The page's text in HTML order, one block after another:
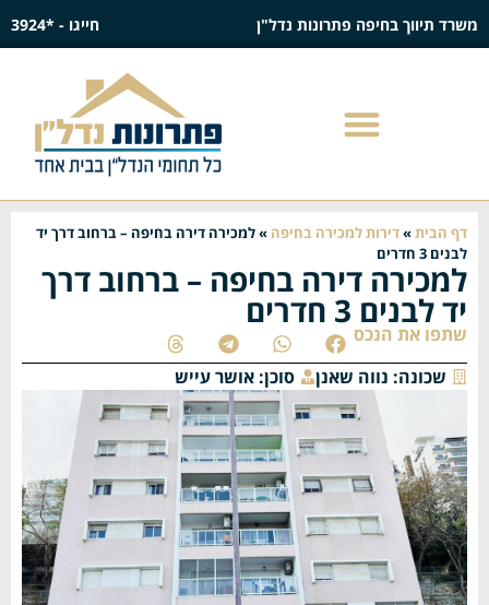
משרד תיווך בחיפה פתרונות נדל"ן חייגו - *3924
דף הבית»דירות למכירה בחיפה »למכירה דירה בחיפה – ברחוב דרך יד
לבנים 3 חדרים
למכירה דירה בחיפה – ברחוב דרך
יד לבנים 3 חדרים
שתפו את הנכס
שכונה: נווה שאנן סוכן: אושר עייש